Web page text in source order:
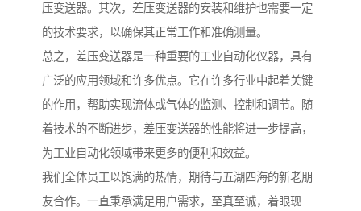
压变送器。其次，差压变送器的安装和维护也需要一定
的技术要求，以确保其正常工作和准确测量。
总之，差压变送器是一种重要的工业自动化仪器，具有
广泛的应用领域和许多优点。它在许多行业中起着关键
的作用，帮助实现流体或气体的监测、控制和调节。随
着技术的不断进步，差压变送器的性能将进一步提高，
为工业自动化领域带来更多的便利和效益。
我们全体员工以饱满的热情，期待与五湖四海的新老朋
友合作。一直秉承满足用户需求，至真至诚，着眼现